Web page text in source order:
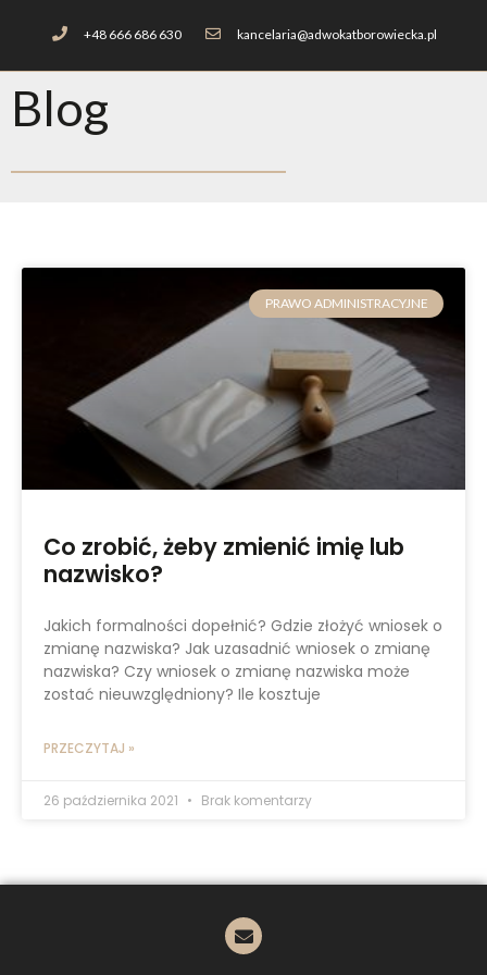
+48 666 686 630 kancelaria@adwokatborowiecka.pl
Blog
PRAWO ADMINISTRACYJNE
Co zrobić, żeby zmienić imię lub
nazwisko?
Jakich formalności dopełnić? Gdzie złożyć wniosek o
zmianę nazwiska? Jak uzasadnić wniosek o zmianę
nazwiska? Czy wniosek o zmianę nazwiska może
zostać nieuwzględniony? Ile kosztuje
PRZECZYTAJ »
26 października 2021 Brak komentarzy